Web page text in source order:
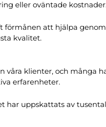
eller oväntade kostnader.
att hjälpa
kvalitet.
klienter, och många
erfarenheter.
uppskattats av